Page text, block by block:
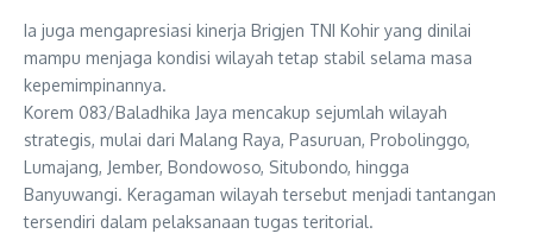
Ia juga mengapresiasi kinerja Brigjen TNI Kohir yang dinilai
mampu menjaga kondisi wilayah tetap stabil selama masa
kepemimpinannya.
Korem 083/Baladhika Jaya mencakup sejumlah wilayah
strategis, mulai dari Malang Raya, Pasuruan, Probolinggo,
Lumajang, Jember, Bondowoso, Situbondo, hingga
Banyuwangi. Keragaman wilayah tersebut menjadi tantangan
tersendiri dalam pelaksanaan tugas teritorial.